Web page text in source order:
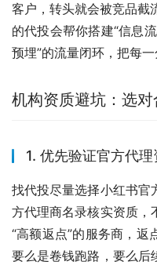
客户，转头就会被竞品截
的代投会帮你搭建“信息
预埋”的流量闭环，把每
机构资质避坑：选
1. 优先验证官方代理
找代投尽量选择小红书官
方代理商名录核实资质，
“高额返点”的服务商，
要么是卷钱跑路，要么后